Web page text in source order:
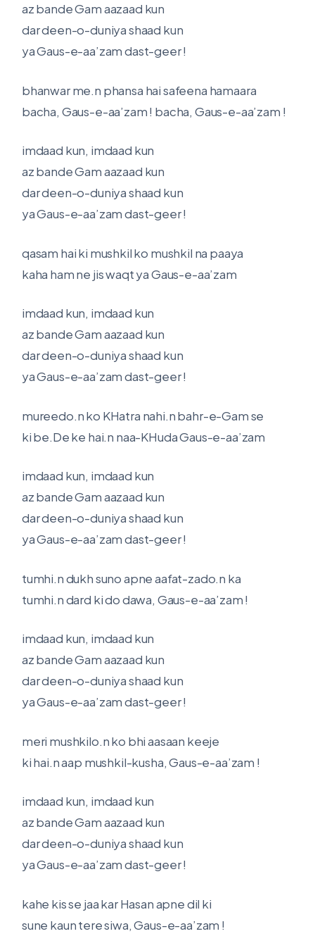
az bande Gam aazaad kun
dar deen-o-duniya shaad kun
ya Gaus-e-aa’zam dast-geer !
bhanwar me.n phansa hai safeena hamaara
bacha, Gaus-e-aa’zam ! bacha, Gaus-e-aa’zam !
imdaad kun, imdaad kun
az bande Gam aazaad kun
dar deen-o-duniya shaad kun
ya Gaus-e-aa’zam dast-geer !
qasam hai ki mushkil ko mushkil na paaya
kaha ham ne jis waqt ya Gaus-e-aa’zam
imdaad kun, imdaad kun
az bande Gam aazaad kun
dar deen-o-duniya shaad kun
ya Gaus-e-aa’zam dast-geer !
mureedo.n ko KHatra nahi.n bahr-e-Gam se
ki be.De ke hai.n naa-KHuda Gaus-e-aa’zam
imdaad kun, imdaad kun
az bande Gam aazaad kun
dar deen-o-duniya shaad kun
ya Gaus-e-aa’zam dast-geer !
tumhi.n dukh suno apne aafat-zado.n ka
tumhi.n dard ki do dawa, Gaus-e-aa’zam !
imdaad kun, imdaad kun
az bande Gam aazaad kun
dar deen-o-duniya shaad kun
ya Gaus-e-aa’zam dast-geer !
meri mushkilo.n ko bhi aasaan keeje
ki hai.n aap mushkil-kusha, Gaus-e-aa’zam !
imdaad kun, imdaad kun
az bande Gam aazaad kun
dar deen-o-duniya shaad kun
ya Gaus-e-aa’zam dast-geer !
kahe kis se jaa kar Hasan apne dil ki
sune kaun tere siwa, Gaus-e-aa’zam !